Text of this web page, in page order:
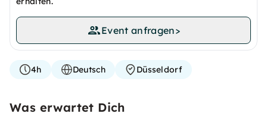
Event anfragen>
4h Deutsch Düsseldorf
Was erwartet Dich